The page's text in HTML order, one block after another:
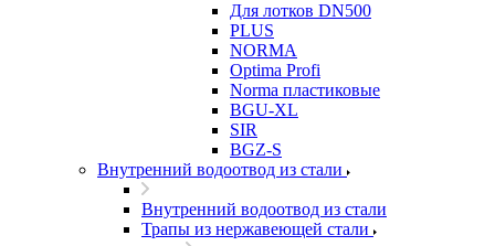
Для лотков DN500
PLUS
NORMA
Optima Profi
Norma пластиковые
BGU-XL
SIR
BGZ-S
Внутренний водоотвод из стали
Внутренний водоотвод из стали
Трапы из нержавеющей стали